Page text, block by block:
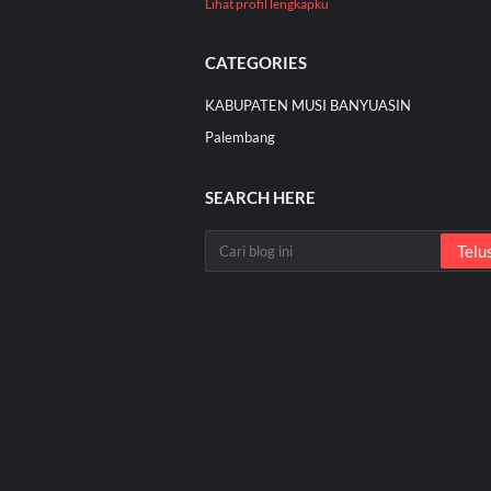
Lihat profil lengkapku
CATEGORIES
KABUPATEN MUSI BANYUASIN
Palembang
SEARCH HERE